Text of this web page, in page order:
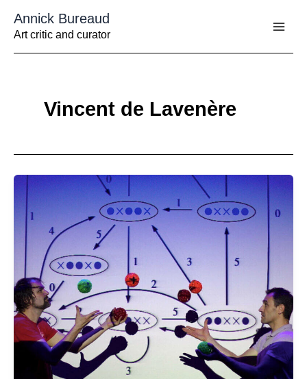
contenu
Annick Bureaud
Art critic and curator
Vincent de Lavenère